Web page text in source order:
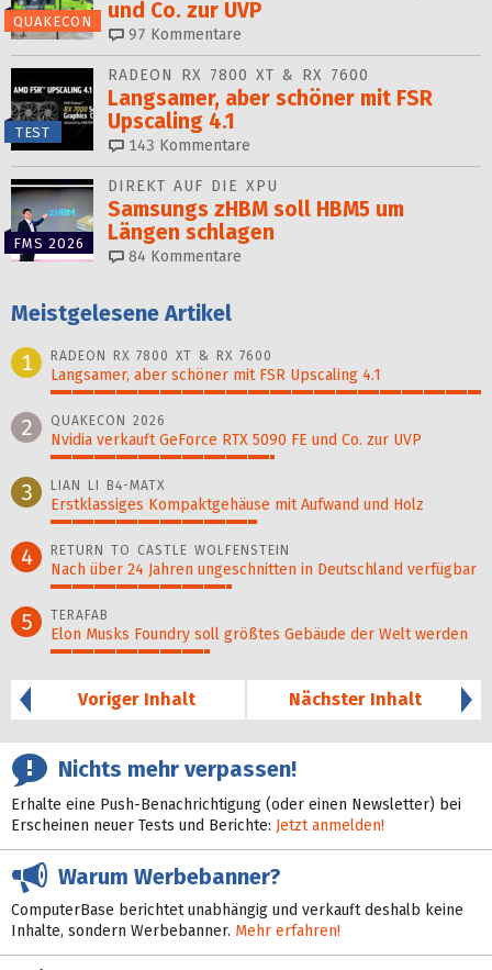
QUAKECON
und Co. zur UVP
97 Kommentare
TEST
RADEON RX 7800 XT & RX 7600
Langsamer, aber schöner mit FSR
Upscaling 4.1
143 Kommentare
FMS 2026
DIREKT AUF DIE XPU
Samsungs zHBM soll HBM5 um
Längen schlagen
84 Kommentare
Meistgelesene Artikel
1
RADEON RX 7800 XT & RX 7600
Langsamer, aber schöner mit FSR Upscaling 4.1
100%
2 QUAKECON 2026
Nvidia verkauft GeForce RTX 5090 FE und Co. zur UVP
52%
3 LIAN LI B4-MATX
Erstklassiges Kompaktgehäuse mit Aufwand und Holz
48%
4 RETURN TO CASTLE WOLFENSTEIN
Nach über 24 Jahren ungeschnitten in Deutschland verfügbar
42%
5 TERAFAB
Elon Musks Foundry soll größ­tes Gebäude der Welt werden
37%
Voriger Inhalt
Nächster Inhalt
Nichts mehr verpassen!
Erhalte eine Push-Benachrichtigung (oder einen Newsletter) bei
Erscheinen neuer Tests und Berichte: Jetzt anmelden!
Warum Werbebanner?
ComputerBase berichtet unabhängig und verkauft deshalb keine
Inhalte, sondern Werbebanner. Mehr erfahren!